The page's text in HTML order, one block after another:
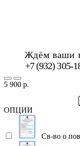
Ждём ваши
+7 (932) 305-
5 900 р.
ОПЦИИ
Св-во о